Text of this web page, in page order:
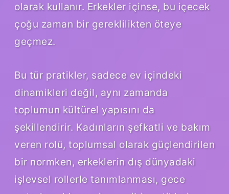
olarak kullanır. Erkekler içinse, bu içecek
çoğu zaman bir gereklilikten öteye
geçmez.
Bu tür pratikler, sadece ev içindeki
dinamikleri değil, aynı zamanda
toplumun kültürel yapısını da
şekillendirir. Kadınların şefkatli ve bakım
veren rolü, toplumsal olarak güçlendirilen
bir normken, erkeklerin dış dünyadaki
işlevsel rollerle tanımlanması, gece